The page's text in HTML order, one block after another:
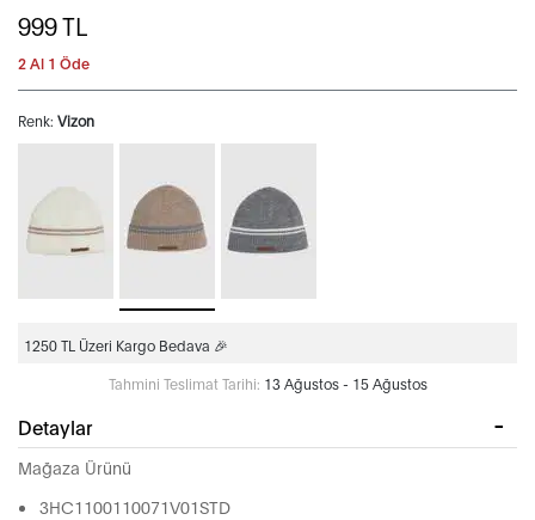
999TL
2 Al 1 Öde
Renk: Vizon
1250 TL Üzeri Kargo Bedava 🎉
Tahmini Teslimat Tarihi: 13 Ağustos - 15 Ağustos
Detaylar
Mağaza Ürünü
3HC1100110071V01STD